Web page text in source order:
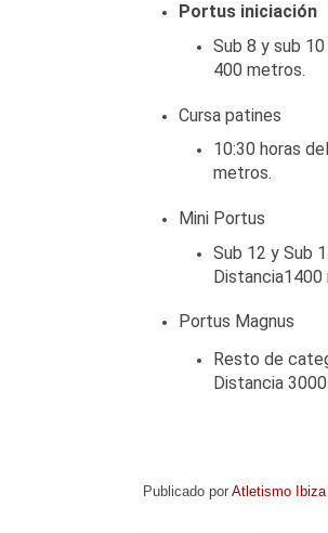
Portus iniciación
Sub 8 y sub
400 metros.
Cursa patines
10:30 horas
metros.
Mini Portus
Sub 12 y Sub
Distancia1400
Portus Magnus
Resto de
Distancia
Publicado por Atletismo Ibiza